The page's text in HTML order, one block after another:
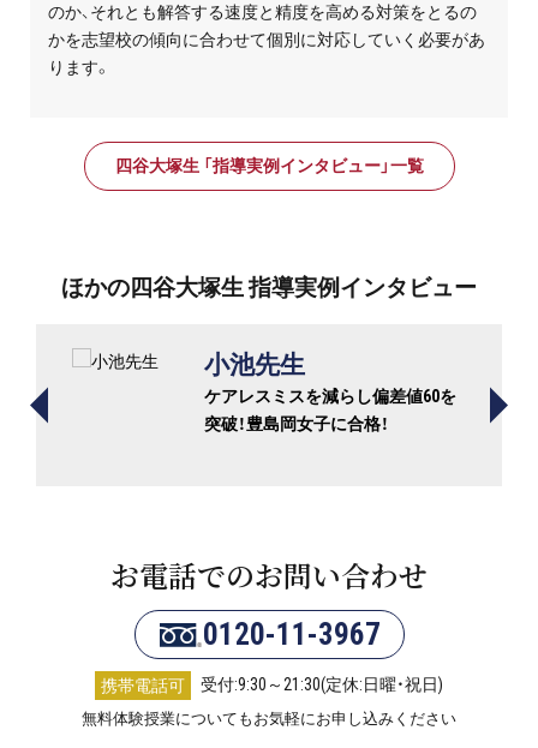
のか、それとも解答する速度と精度を高める対策をとるの
かを志望校の傾向に合わせて個別に対応していく必要があ
ります。
四谷大塚生 「指導実例インタビュー」一覧
ほかの四谷大塚生 指導実例インタビュー
小池先生
ケアレスミスを減らし偏差値60を
突破！豊島岡女子に合格！
お電話でのお問い合わせ
0120-11-3967
携帯電話可 受付:9:30～21:30(定休:日曜・祝日)
無料体験授業についてもお気軽にお申し込みください